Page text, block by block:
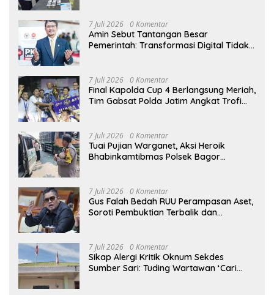
7 Juli 2026 0 Komentar
Amin Sebut Tantangan Besar
Pemerintah: Transformasi Digital Tidak
7 Juli 2026 0 Komentar
Final Kapolda Cup 4 Berlangsung Meriah,
Tim Gabsat Polda Jatim Angkat Trofi
7 Juli 2026 0 Komentar
Tuai Pujian Warganet, Aksi Heroik
Bhabinkamtibmas Polsek Bagor
7 Juli 2026 0 Komentar
Gus Falah Bedah RUU Perampasan Aset,
Soroti Pembuktian Terbalik dan
7 Juli 2026 0 Komentar
Sikap Alergi Kritik Oknum Sekdes
Sumber Sari: Tuding Wartawan ‘Cari